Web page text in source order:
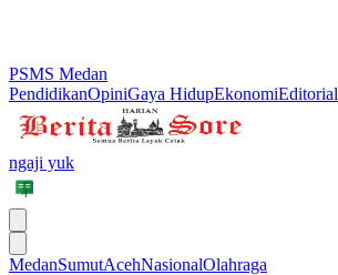
PSMS Medan
PendidikanOpiniGaya HidupEkonomiEditorial
ngaji yuk
MedanSumutAcehNasionalOlahraga